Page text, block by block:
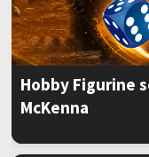
Hobby Figurine
McKenna